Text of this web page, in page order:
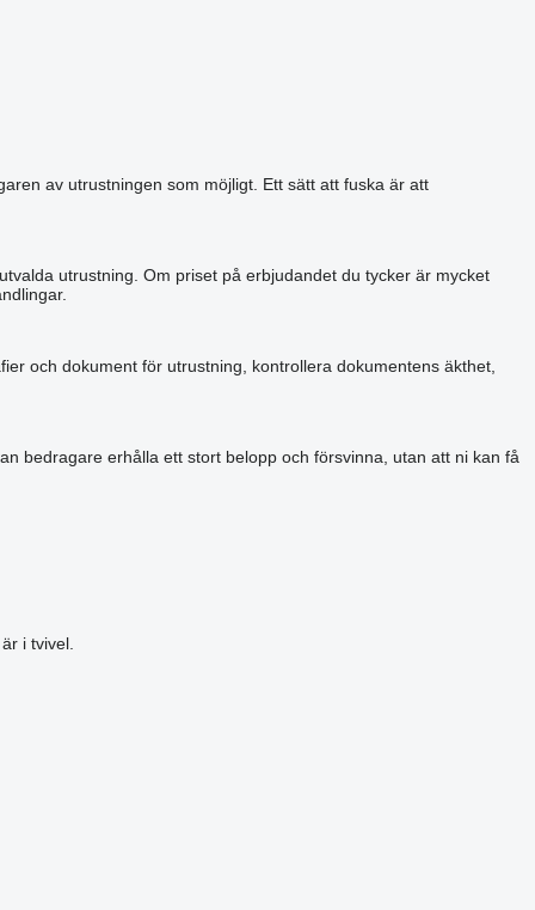
av utrustningen som möjligt. Ett sätt att fuska är att
utrustning. Om priset på erbjudandet du tycker är mycket
och dokument för utrustning, kontrollera dokumentens äkthet,
bedragare erhålla ett stort belopp och försvinna, utan att ni kan få
i tvivel.